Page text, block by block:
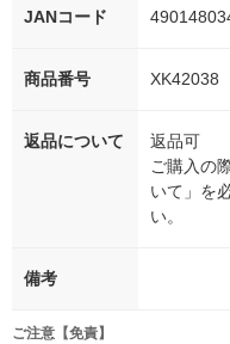
JANコード
商品番号 XK42038
返品について
返品可
ご購入の
いて」を
い。
備考
ご注意【免責】